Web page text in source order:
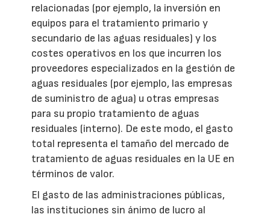
relacionadas (por ejemplo, la inversión en
equipos para el tratamiento primario y
secundario de las aguas residuales) y los
costes operativos en los que incurren los
proveedores especializados en la gestión de
aguas residuales (por ejemplo, las empresas
de suministro de agua) u otras empresas
para su propio tratamiento de aguas
residuales (interno). De este modo, el gasto
total representa el tamaño del mercado de
tratamiento de aguas residuales en la UE en
términos de valor.
El gasto de las administraciones públicas,
las instituciones sin ánimo de lucro al